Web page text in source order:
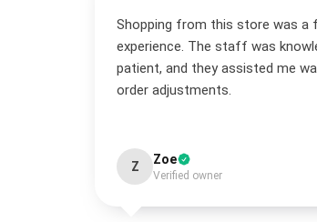
Shopping from this store was a
experience. The staff was
patient, and they assisted me
order adjustments.
Z Zoe
Verified owner